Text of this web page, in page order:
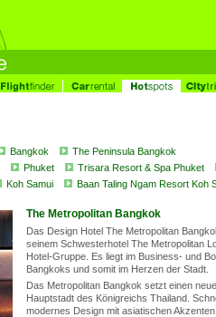
Bangkok
The Peninsula Bangkok
Phuket Trisara Resort & Spa Phuket
Koh Samui Baan Taling Ngam Resort Koh
The Metropolitan Bangkok
Das Design Hotel The Metropolitan
seinem Schwesterhotel The Metropolitan
Hotel-Gruppe. Es liegt im Business- und
Bangkoks und somit im Herzen der Stadt.
Das Metropolitan Bangkok setzt einen
Hauptstadt des Königreichs Thailand.
modernes Design mit asiatischen